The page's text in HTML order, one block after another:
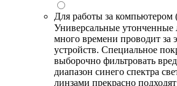
Для работы за
Универсальные утонченные
много времени проводит за
устройств. Специальное
выборочно фильтровать
диапазон синего спектра
линзами прекрасно